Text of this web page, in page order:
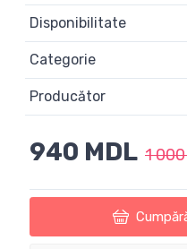
Disponibilitate
Categorie
Producător
940 MDL 1